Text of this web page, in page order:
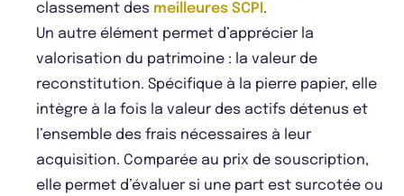
classement des meilleures SCPI.
Un autre élément permet d’apprécier la
valorisation du patrimoine : la valeur de
reconstitution. Spécifique à la pierre papier, elle
intègre à la fois la valeur des actifs détenus et
l’ensemble des frais nécessaires à leur
acquisition. Comparée au prix de souscription,
elle permet d’évaluer si une part est surcotée ou